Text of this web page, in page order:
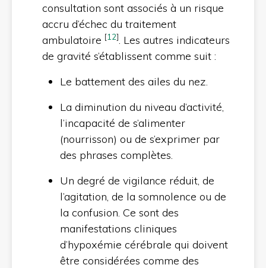
consultation sont associés à un risque
accru d’échec du traitement
ambulatoire [12]. Les autres indicateurs
de gravité s’établissent comme suit :
Le battement des ailes du nez.
La diminution du niveau d’activité,
l’incapacité de s’alimenter
(nourrisson) ou de s’exprimer par
des phrases complètes.
Un degré de vigilance réduit, de
l’agitation, de la somnolence ou de
la confusion. Ce sont des
manifestations cliniques
d’hypoxémie cérébrale qui doivent
être considérées comme des